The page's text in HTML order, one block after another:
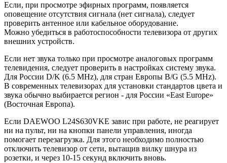
Если, при просмотре эфирных программ, появляется
оповещение отсутствия сигнала (нет сигнала), следует
проверить антенное или кабельное оборудование.
Можно убедиться в работоспособности телевизора от других
внешних устройств.
Если нет звука только при просмотре аналоговых программ
телевидения, следует проверить в настройках систему звука.
Для России D/K (6.5 MHz), для стран Европы B/G (5.5 MHz).
В современных телевизорах для установки стандартов цвета и
звука обычно выбирается регион - для России «East Europe»
(Восточная Европа).
Если DAEWOO L24S630VKE завис при работе, не реагирует
ни на пульт, ни на кнопки панели управления, иногда
помогает перезагрузка. Для этого необходимо полностью
отключить телевизор от сети, вытащив вилку шнура из
розетки, и через 10-15 секунд включить вновь.